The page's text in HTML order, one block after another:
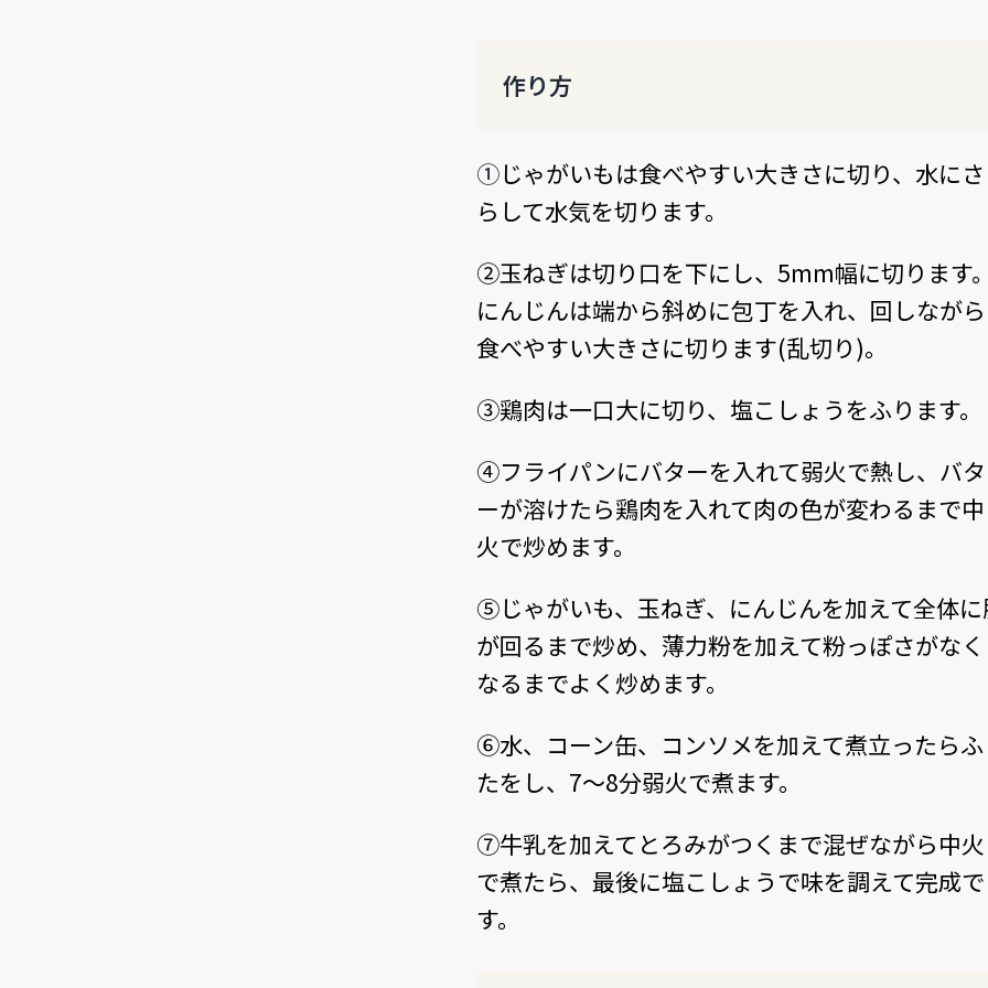
作り方
①じゃがいもは食べやすい大きさに切り、水にさ
らして水気を切ります。
②玉ねぎは切り口を下にし、5mm幅に切ります
にんじんは端から斜めに包丁を入れ、回しながら
食べやすい大きさに切ります(乱切り)。
③鶏肉は一口大に切り、塩こしょうをふります。
④フライパンにバターを入れて弱火で熱し、バタ
ーが溶けたら鶏肉を入れて肉の色が変わるまで中
火で炒めます。
⑤じゃがいも、玉ねぎ、にんじんを加えて全体
が回るまで炒め、薄力粉を加えて粉っぽさがなく
なるまでよく炒めます。
⑥水、コーン缶、コンソメを加えて煮立ったらふ
たをし、7〜8分弱火で煮ます。
⑦牛乳を加えてとろみがつくまで混ぜながら中火
で煮たら、最後に塩こしょうで味を調えて完成で
す。